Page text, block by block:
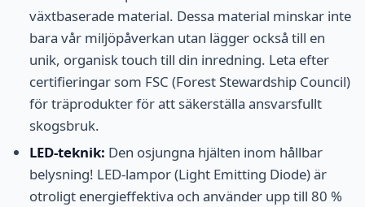
växtbaserade material. Dessa material minskar inte
bara vår miljöpåverkan utan lägger också till en
unik, organisk touch till din inredning. Leta efter
certifieringar som FSC (Forest Stewardship Council)
för träprodukter för att säkerställa ansvarsfullt
skogsbruk.
LED-teknik: Den osjungna hjälten inom hållbar
belysning! LED-lampor (Light Emitting Diode) är
otroligt energieffektiva och använder upp till 80 %